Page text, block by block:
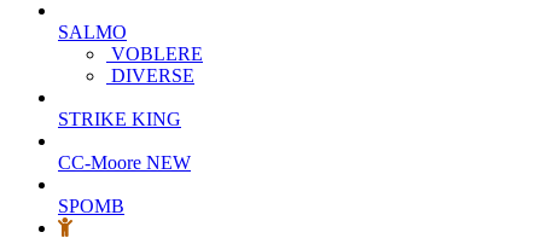
SALMO
VOBLERE
DIVERSE
STRIKE KING
CC-Moore NEW
SPOMB